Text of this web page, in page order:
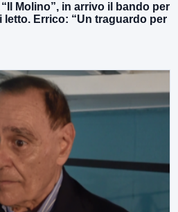
Molino”, in arrivo il bando per
letto. Errico: “Un traguardo per